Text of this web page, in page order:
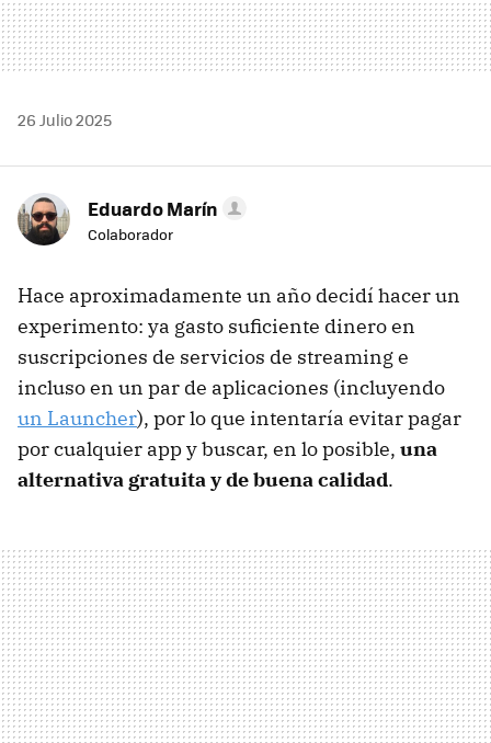
26 Julio 2025
Eduardo Marín
Colaborador
Hace aproximadamente un año decidí hacer un
experimento: ya gasto suficiente dinero en
suscripciones de servicios de streaming e
incluso en un par de aplicaciones (incluyendo
un Launcher), por lo que intentaría evitar pagar
por cualquier app y buscar, en lo posible, una
alternativa gratuita y de buena calidad.